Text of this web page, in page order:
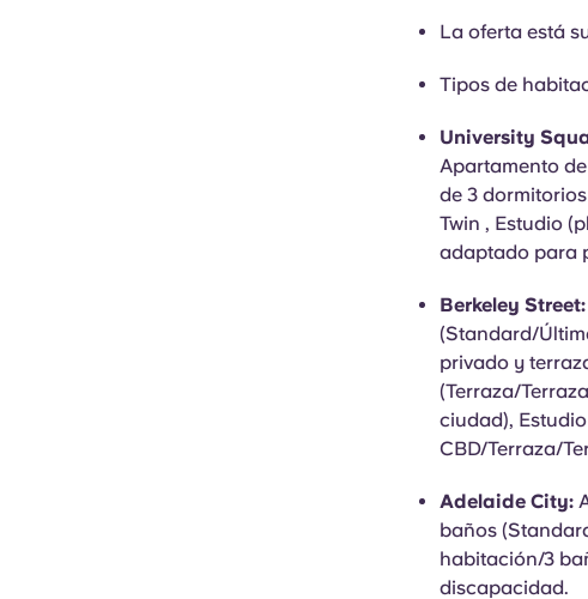
La oferta está
Tipos de
University
Apartamento
de 3
Twin , Estudio
adaptado para
Berkeley Street:
(Standard/
privado y
(Terraza/
ciudad),
CBD/Terraza/
Adelaide City:
baños
habitación/3
discapacidad.